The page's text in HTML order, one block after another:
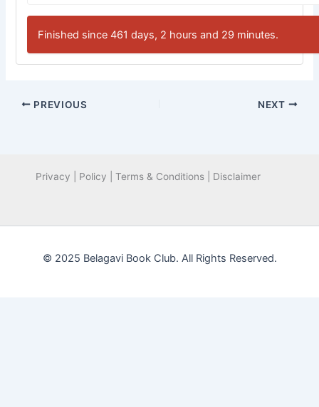
Finished since 461 days, 2 hours and 29 minutes.
PREVIOUS NEXT
Privacy | Policy | Terms & Conditions | Disclaimer
© 2025 Belagavi Book Club. All Rights Reserved.